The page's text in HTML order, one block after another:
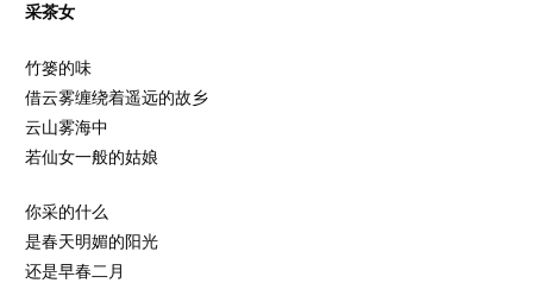
采茶女
竹篓的味
借云雾缠绕着遥远的故乡
云山雾海中
若仙女一般的姑娘
你采的什么
是春天明媚的阳光
还是早春二月